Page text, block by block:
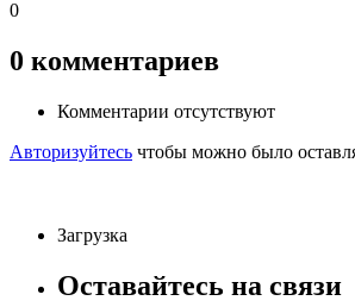
0
0 комментариев
Комментарии отсутствуют
Авторизуйтесь чтобы можно было
Загрузка
Оставайтесь на связи